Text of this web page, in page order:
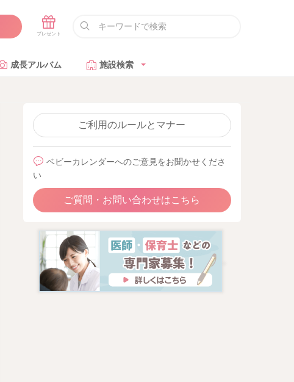
成長アルバム 施設検索
ご利用のルールとマナー
ベビーカレンダーへのご意見をお聞かせくださ
い
ご質問・お問い合わせはこちら